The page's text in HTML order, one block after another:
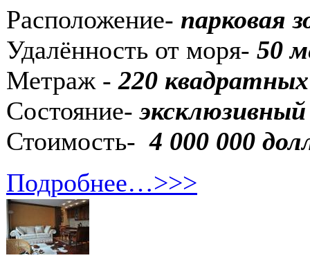
Расположение- парковая
Удалённость от моря- 50
Метраж -220
Состояние-
Стоимость-4 000 000
Подробнее…>>>